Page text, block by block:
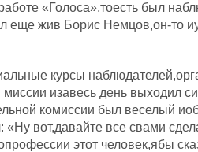
«Голоса»,тоесть был
еще жив Борис Немцов,он-то
курсы
изавесь день выходил
комиссии был веселый
«Ну вот,давайте все свами
этот человек,ябы